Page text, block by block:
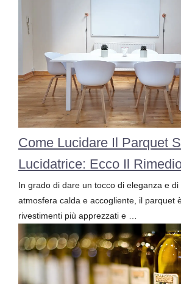
Come Lucidare Il Parquet
Lucidatrice: Ecco Il
In grado di dare un tocco di eleganza e di
atmosfera calda e accogliente, il parquet
rivestimenti più apprezzati e …